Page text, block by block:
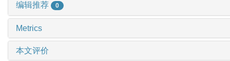
编辑推荐 0
Metrics
本文评价